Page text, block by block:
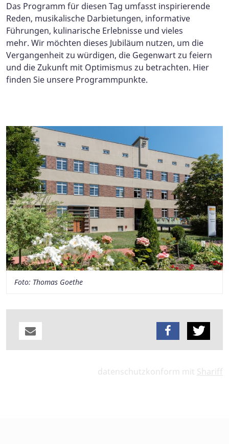
Das Programm für diesen Tag umfasst inspirierende
Reden, musikalische Darbietungen, informative
Führungen, kulinarische Erlebnisse und vieles
mehr. Wir möchten dieses Jubiläum nutzen, um die
Vergangenheit zu würdigen, die Gegenwart zu feiern
und die Zukunft mit Optimismus zu betrachten. Hier
finden Sie unsere Programmpunkte.
Foto: Thomas Goethe
datenschutzkonform mit Shariff